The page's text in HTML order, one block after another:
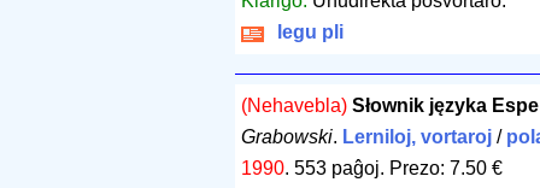
legu pli
(Nehavebla) Słownik języka
Grabowski. Lerniloj, vortaroj /
1990. 553 paĝoj. Prezo: 7.50 €